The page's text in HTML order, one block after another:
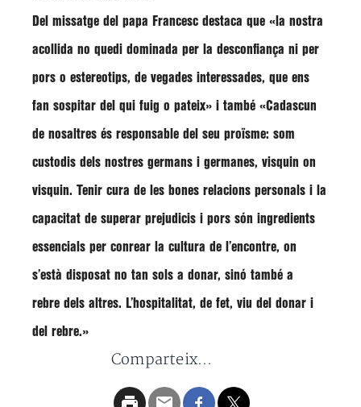
Del missatge del papa Francesc destaca que «la nostra
acollida no quedi dominada per la desconfiança ni per
pors o estereotips, de vegades interessades, que ens
fan sospitar del qui fuig o pateix» i també «Cadascun
de nosaltres és responsable del seu proïsme: som
custodis dels nostres germans i germanes, visquin on
visquin. Tenir cura de les bones relacions personals i la
capacitat de superar prejudicis i pors són ingredients
essencials per conrear la cultura de l’encontre, on
s’està disposat no tan sols a donar, sinó també a
rebre dels altres. L’hospitalitat, de fet, viu del donar i
del rebre.»
Comparteix...